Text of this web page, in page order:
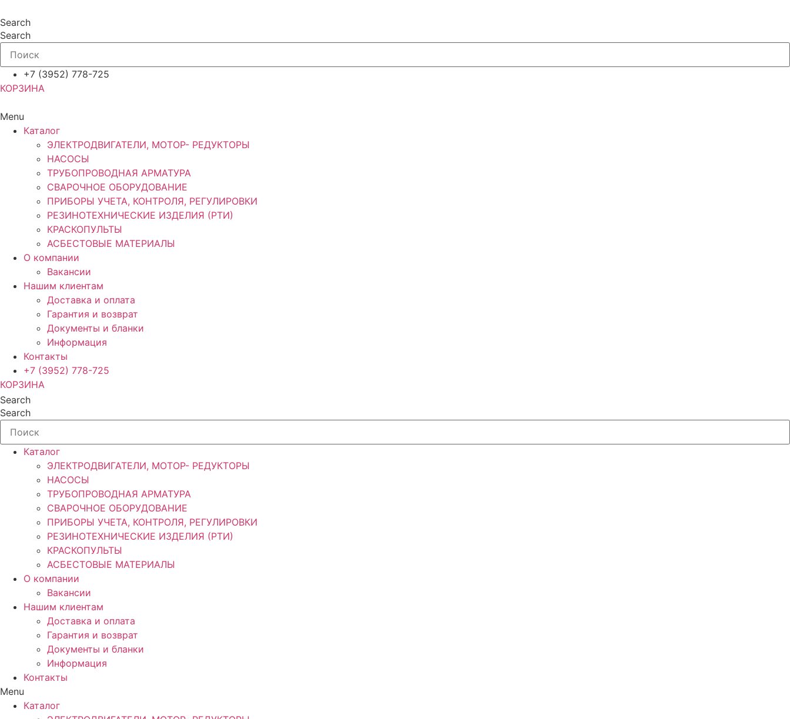
к
содержимому
Search
Search
+7 (3952) 778-725
КОРЗИНА
Menu
Каталог
ЭЛЕКТРОДВИГАТЕЛИ, МОТОР- РЕДУКТОРЫ
НАСОСЫ
ТРУБОПРОВОДНАЯ АРМАТУРА
СВАРОЧНОЕ ОБОРУДОВАНИЕ
ПРИБОРЫ УЧЕТА, КОНТРОЛЯ, РЕГУЛИРОВКИ
РЕЗИНОТЕХНИЧЕСКИЕ ИЗДЕЛИЯ (РТИ)
КРАСКОПУЛЬТЫ
АСБЕСТОВЫЕ МАТЕРИАЛЫ
О компании
Вакансии
Нашим клиентам
Доставка и оплата
Гарантия и возврат
Документы и бланки
Информация
Контакты
+7 (3952) 778-725
КОРЗИНА
Search
Search
Каталог
ЭЛЕКТРОДВИГАТЕЛИ, МОТОР- РЕДУКТОРЫ
НАСОСЫ
ТРУБОПРОВОДНАЯ АРМАТУРА
СВАРОЧНОЕ ОБОРУДОВАНИЕ
ПРИБОРЫ УЧЕТА, КОНТРОЛЯ, РЕГУЛИРОВКИ
РЕЗИНОТЕХНИЧЕСКИЕ ИЗДЕЛИЯ (РТИ)
КРАСКОПУЛЬТЫ
АСБЕСТОВЫЕ МАТЕРИАЛЫ
О компании
Вакансии
Нашим клиентам
Доставка и оплата
Гарантия и возврат
Документы и бланки
Информация
Контакты
Menu
Каталог